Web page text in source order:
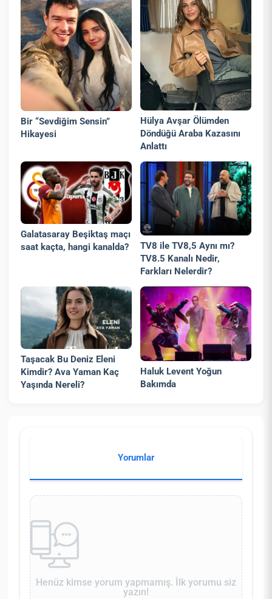
Bir “Sevdiğim Sensin”
Hikayesi
Hülya Avşar Ölümden
Döndüğü Araba Kazasını
Anlattı
Galatasaray Beşiktaş maçı
saat kaçta, hangi kanalda?
TV8 ile TV8,5 Aynı mı?
TV8.5 Kanalı Nedir,
Farkları Nelerdir?
Taşacak Bu Deniz Eleni
Kimdir? Ava Yaman Kaç
Yaşında Nereli?
Haluk Levent Yoğun
Bakımda
Yorumlar
Henüz kimse yorum yapmamış. İlk yorumu siz
yazın!